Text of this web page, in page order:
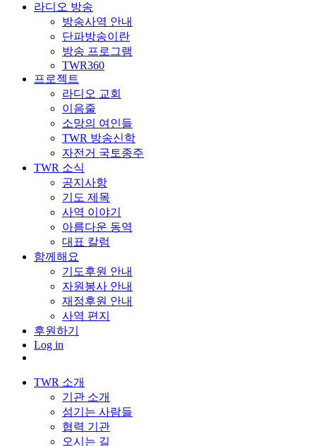
라디오 방송
방송사역 안내
단파방송이란
방송 프로그램
TWR360
프로젝트
라디오 교회
이음줄
소망의 여인들
TWR 방송신학
자전거 국토종주
TWR 소식
공지사항
기도 제목
사역 이야기
아름다운 동역
대표 칼럼
함께해요
기도후원 안내
자원봉사 안내
재정후원 안내
사역 편지
후원하기
Log in
TWR 소개
기관 소개
섬기는 사람들
협력 기관
오시는 길